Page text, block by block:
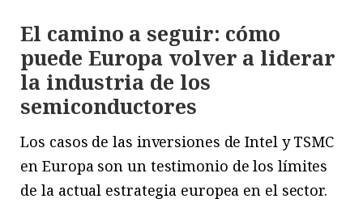
El camino a seguir: cómo
puede Europa volver a liderar
la industria de los
semiconductores
Los casos de las inversiones de Intel y TSMC
en Europa son un testimonio de los límites
de la actual estrategia europea en el sector.